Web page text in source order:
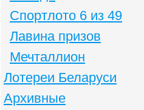
Спортлото 6 из 49
Лавина призов
Мечталлион
Лотереи Беларуси
Архивные